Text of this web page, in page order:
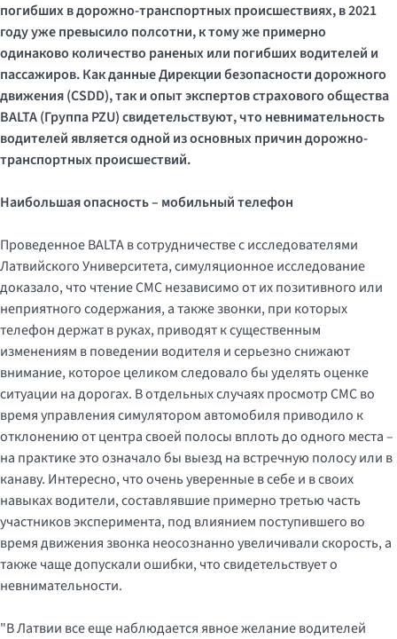
погибших в дорожно-транспортных происшествиях, в 2021
году уже превысило полсотни, к тому же примерно
одинаково количество раненых или погибших водителей и
пассажиров. Как данные Дирекции безопасности дорожного
движения (CSDD), так и опыт экспертов страхового общества
BALTA (Группа PZU) свидетельствуют, что невнимательность
водителей является одной из основных причин дорожно-
транспортных происшествий.
Наибольшая опасность – мобильный телефон
Проведенное BALTA в сотрудничестве с исследователями
Латвийского Университета, симуляционное исследование
доказало, что чтение СМС независимо от их позитивного или
неприятного содержания, а также звонки, при которых
телефон держат в руках, приводят к существенным
изменениям в поведении водителя и серьезно снижают
внимание, которое целиком следовало бы уделять оценке
ситуации на дорогах. В отдельных случаях просмотр СМС во
время управления симулятором автомобиля приводило к
отклонению от центра своей полосы вплоть до одного места –
на практике это означало бы выезд на встречную полосу или в
канаву. Интересно, что очень уверенные в себе и в своих
навыках водители, составлявшие примерно третью часть
участников эксперимента, под влиянием поступившего во
время движения звонка неосознанно увеличивали скорость, а
также чаще допускали ошибки, что свидетельствует о
невнимательности.
"В Латвии все еще наблюдается явное желание водителей